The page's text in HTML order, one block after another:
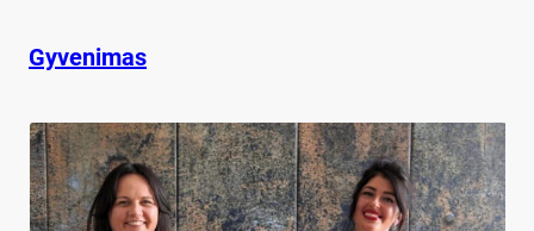
Gyvenimas